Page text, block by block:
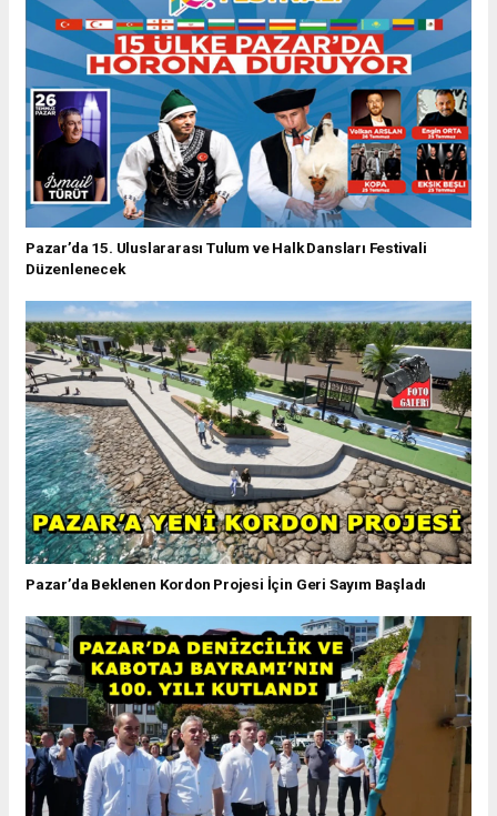
Pazar’da 15. Uluslararası Tulum ve Halk Dansları Festivali
Düzenlenecek
Pazar’da Beklenen Kordon Projesi İçin Geri Sayım Başladı